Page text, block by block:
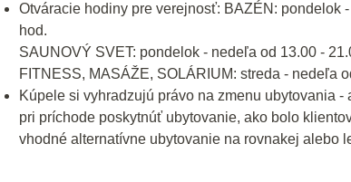
Otváracie hodiny pre verejnosť: BAZÉN: pondelok
hod.
SAUNOVÝ SVET: pondelok - nedeľa od 13.00 -
FITNESS, MASÁŽE, SOLÁRIUM: streda - nedeľa
Kúpele si vyhradzujú právo na zmenu ubytovania
pri príchode poskytnúť ubytovanie, ako bolo
vhodné alternatívne ubytovanie na rovnakej alebo